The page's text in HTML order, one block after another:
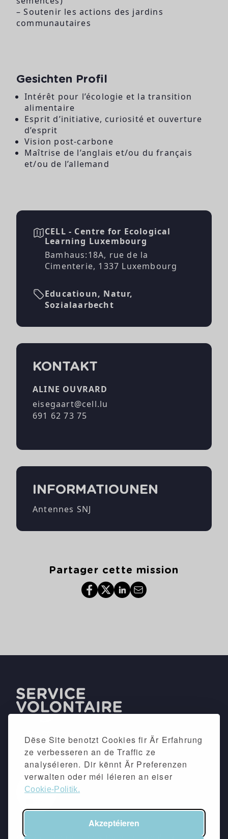
Dëse Site benotzt Cookies fir Är Erfahrung
ze verbesseren an de Traffic ze
analyséieren. Dir kënnt Är Preferenzen
verwalten oder méi léieren an eiser
Cookie-Politik.
Akzeptéieren
– Soutenir les actions des jardins
communautaires
Gesichten Profil
Intérêt pour l’écologie et la transition
alimentaire
Esprit d’initiative, curiosité et ouverture
d’esprit
Vision post-carbone
Maîtrise de l’anglais et/ou du français
et/ou de l’allemand
CELL - Centre for Ecological
Learning Luxembourg
Bamhaus:18A, rue de la
Cimenterie, 1337 Luxembourg
Educatioun, Natur,
Sozialaarbecht
KONTAKT
ALINE OUVRARD
eisegaart@cell.lu
691 62 73 75
INFORMATIOUNEN
Antennes SNJ
Partager cette mission